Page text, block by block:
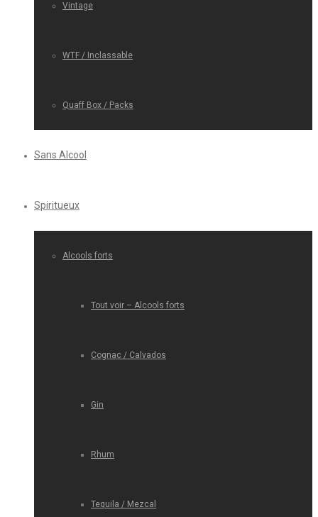
Vintage
WTF / Inclassable
Quaff Box / Packs
Sans Alcool
Spiritueux
Alcools forts
Tout voir – Alcools forts
Cognac / Calvados
Gin
Rhum
Tequila / Mezcal